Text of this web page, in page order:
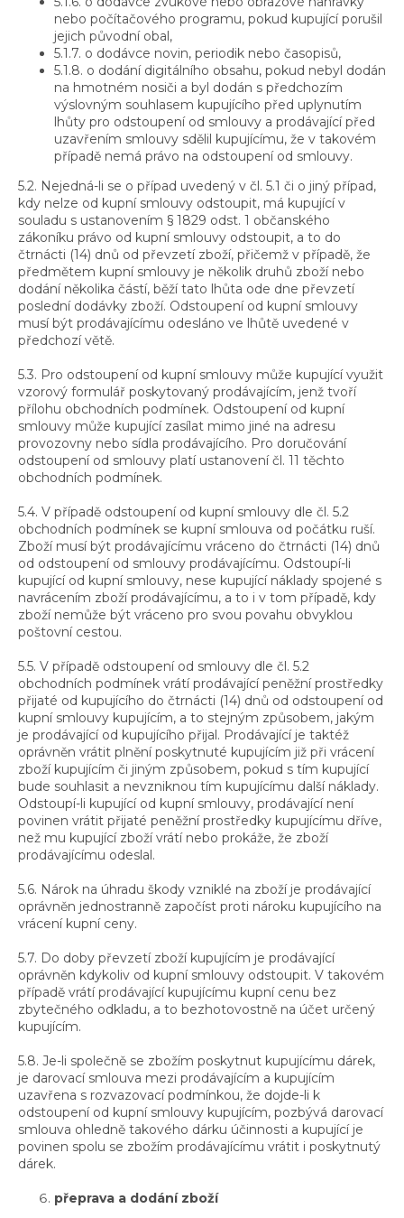
nebo počítačového programu, pokud kupující porušil
jejich původní obal,
5.1.7. o dodávce novin, periodik nebo časopisů,
5.1.8. o dodání digitálního obsahu, pokud nebyl dodán
na hmotném nosiči a byl dodán s předchozím
výslovným souhlasem kupujícího před uplynutím
lhůty pro odstoupení od smlouvy a prodávající před
uzavřením smlouvy sdělil kupujícímu, že v takovém
případě nemá právo na odstoupení od smlouvy.
5.2. Nejedná-li se o případ uvedený v čl. 5.1 či o jiný případ,
kdy nelze od kupní smlouvy odstoupit, má kupující v
souladu s ustanovením § 1829 odst. 1 občanského
zákoníku právo od kupní smlouvy odstoupit, a to do
čtrnácti (14) dnů od převzetí zboží, přičemž v případě, že
předmětem kupní smlouvy je několik druhů zboží nebo
dodání několika částí, běží tato lhůta ode dne převzetí
poslední dodávky zboží. Odstoupení od kupní smlouvy
musí být prodávajícímu odesláno ve lhůtě uvedené v
předchozí větě.
5.3. Pro odstoupení od kupní smlouvy může kupující využit
vzorový formulář poskytovaný prodávajícím, jenž tvoří
přílohu obchodních podmínek. Odstoupení od kupní
smlouvy může kupující zasílat mimo jiné na adresu
provozovny nebo sídla prodávajícího. Pro doručování
odstoupení od smlouvy platí ustanovení čl. 11 těchto
obchodních podmínek.
5.4. V případě odstoupení od kupní smlouvy dle čl. 5.2
obchodních podmínek se kupní smlouva od počátku ruší.
Zboží musí být prodávajícímu vráceno do čtrnácti (14) dnů
od odstoupení od smlouvy prodávajícímu. Odstoupí-li
kupující od kupní smlouvy, nese kupující náklady spojené s
navrácením zboží prodávajícímu, a to i v tom případě, kdy
zboží nemůže být vráceno pro svou povahu obvyklou
poštovní cestou.
5.5. V případě odstoupení od smlouvy dle čl. 5.2
obchodních podmínek vrátí prodávající peněžní prostředky
přijaté od kupujícího do čtrnácti (14) dnů od odstoupení od
kupní smlouvy kupujícím, a to stejným způsobem, jakým
je prodávající od kupujícího přijal. Prodávající je taktéž
oprávněn vrátit plnění poskytnuté kupujícím již při vrácení
zboží kupujícím či jiným způsobem, pokud s tím kupující
bude souhlasit a nevzniknou tím kupujícímu další náklady.
Odstoupí-li kupující od kupní smlouvy, prodávající není
povinen vrátit přijaté peněžní prostředky kupujícímu dříve,
než mu kupující zboží vrátí nebo prokáže, že zboží
prodávajícímu odeslal.
5.6. Nárok na úhradu škody vzniklé na zboží je prodávající
oprávněn jednostranně započíst proti nároku kupujícího na
vrácení kupní ceny.
5.7. Do doby převzetí zboží kupujícím je prodávající
oprávněn kdykoliv od kupní smlouvy odstoupit. V takovém
případě vrátí prodávající kupujícímu kupní cenu bez
zbytečného odkladu, a to bezhotovostně na účet určený
kupujícím.
5.8. Je-li společně se zbožím poskytnut kupujícímu dárek,
je darovací smlouva mezi prodávajícím a kupujícím
uzavřena s rozvazovací podmínkou, že dojde-li k
odstoupení od kupní smlouvy kupujícím, pozbývá darovací
smlouva ohledně takového dárku účinnosti a kupující je
povinen spolu se zbožím prodávajícímu vrátit i poskytnutý
dárek.
přeprava a dodání zboží